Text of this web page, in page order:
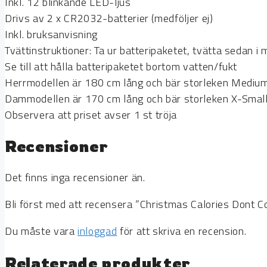
Drivs av 2 x CR2032-batterier (medföljer ej)
Inkl. bruksanvisning
Tvättinstruktioner: Ta ur batteripaketet, tvätta sedan i
Se till att hålla batteripaketet bortom vatten/fukt
Herrmodellen är 180 cm lång och bär storleken
Dammodellen är 170 cm lång och bär storleken X-
Observera att priset avser 1 st tröja
Recensioner
Det finns inga recensioner än.
Bli först med att recensera ”Christmas Calories Dont
Du måste varainloggadför att skriva en recension.
Relaterade produkter